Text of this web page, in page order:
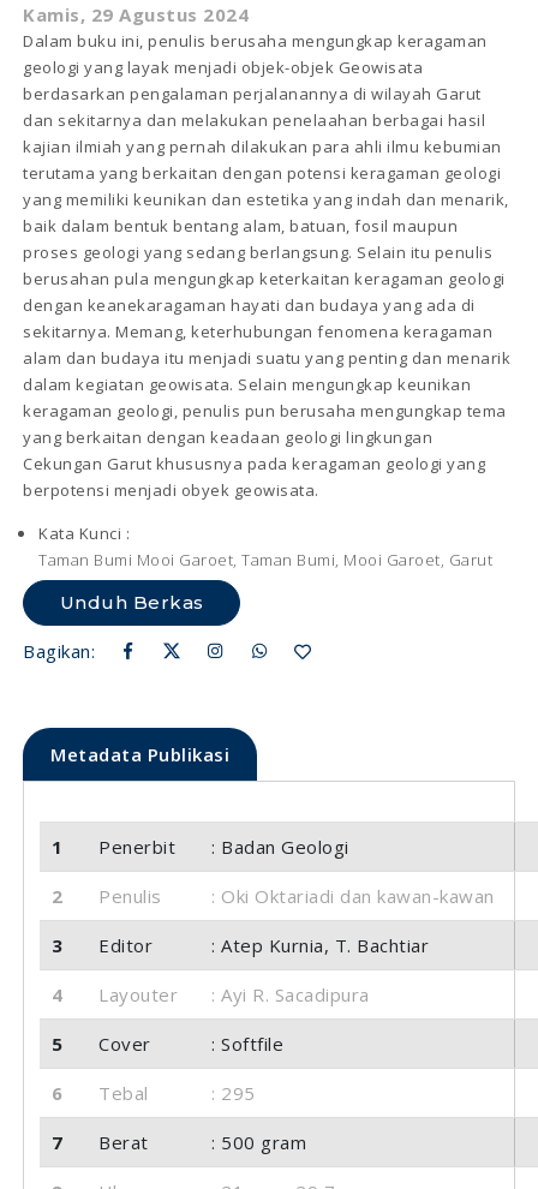
Kamis, 29 Agustus 2024
Dalam buku ini, penulis berusaha mengungkap keragaman
geologi yang layak menjadi objek-objek Geowisata
berdasarkan pengalaman perjalanannya di wilayah Garut
dan sekitarnya dan melakukan penelaahan berbagai hasil
kajian ilmiah yang pernah dilakukan para ahli ilmu kebumian
terutama yang berkaitan dengan potensi keragaman geologi
yang memiliki keunikan dan estetika yang indah dan menarik,
baik dalam bentuk bentang alam, batuan, fosil maupun
proses geologi yang sedang berlangsung. Selain itu penulis
berusahan pula mengungkap keterkaitan keragaman geologi
dengan keanekaragaman hayati dan budaya yang ada di
sekitarnya. Memang, keterhubungan fenomena keragaman
alam dan budaya itu menjadi suatu yang penting dan menarik
dalam kegiatan geowisata. Selain mengungkap keunikan
keragaman geologi, penulis pun berusaha mengungkap tema
yang berkaitan dengan keadaan geologi lingkungan
Cekungan Garut khususnya pada keragaman geologi yang
berpotensi menjadi obyek geowisata.
Kata Kunci :
Taman Bumi Mooi Garoet, Taman Bumi, Mooi Garoet, Garut
Unduh Berkas
Bagikan:
Metadata Publikasi
1 Penerbit : Badan Geologi
2 Penulis : Oki Oktariadi dan kawan-kawan
3 Editor : Atep Kurnia, T. Bachtiar
4 Layouter : Ayi R. Sacadipura
5 Cover : Softfile
6 Tebal : 295
7 Berat : 500 gram